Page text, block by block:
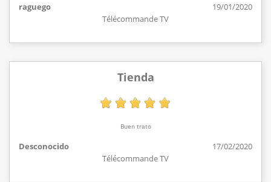
raguego
19/01/2020
Télécommande TV
Tienda
Buen trato
Desconocido
17/02/2020
Télécommande TV